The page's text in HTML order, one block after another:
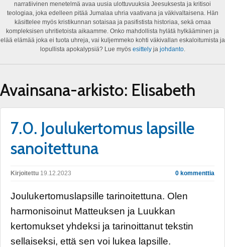
narratiivinen menetelmä avaa uusia ulottuvuuksia Jeesuksesta ja kritisoi
teologiaa, joka edelleen pitää Jumalaa uhria vaativana ja väkivaltaisena. Hän
käsittelee myös kristikunnan sotaisaa ja pasifistista historiaa, sekä omaa
kompleksisen uhritietoista aikaamme. Onko mahdollista hylätä hylkääminen ja
elää elämää joka ei tuota uhreja, vai kuljemmeko kohti väkivallan eskaloitumista ja
lopullista apokalypsiä? Lue myös esittelyja johdanto.
Avainsana-arkisto: Elisabeth
7.0. Joulukertomus lapsille
sanoitettuna
Kirjoitettu 19.12.2023 0 kommenttia
Joulukertomuslapsille tarinoitettuna. Olen
harmonisoinut Matteuksen ja Luukkan
kertomukset yhdeksi ja tarinoittanut tekstin
sellaiseksi, että sen voi lukea lapsille.